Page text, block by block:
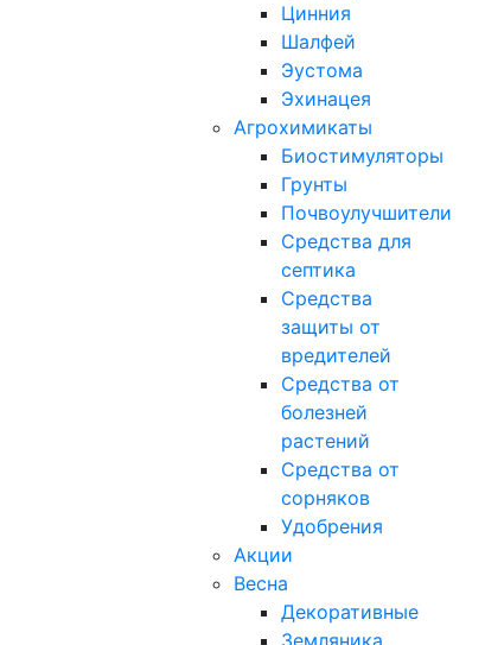
Цинния
Шалфей
Эустома
Эхинацея
Агрохимикаты
Биостимуляторы
Грунты
Почвоулучшители
Средства для
септика
Средства
защиты от
вредителей
Средства от
болезней
растений
Средства от
сорняков
Удобрения
Акции
Весна
Декоративные
Земляника